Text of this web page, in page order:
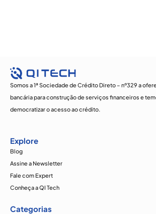
Somos a 1ª Sociedade de Crédito Direto – nº329 a
bancária para construção de serviços financeiros e
democratizar o acesso ao crédito.
Explore
Blog
Assine a Newsletter
Fale com Expert
Conheça a QI Tech
Categorias